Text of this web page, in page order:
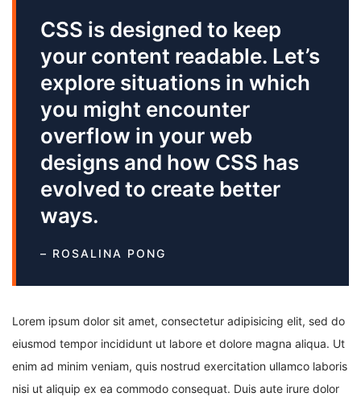
CSS is designed to keep
your content readable. Let’s
explore situations in which
you might encounter
overflow in your web
designs and how CSS has
evolved to create better
ways.
– ROSALINA PONG
Lorem ipsum dolor sit amet, consectetur adipisicing elit, sed do
eiusmod tempor incididunt ut labore et dolore magna aliqua. Ut
enim ad minim veniam, quis nostrud exercitation ullamco laboris
nisi ut aliquip ex ea commodo consequat. Duis aute irure dolor